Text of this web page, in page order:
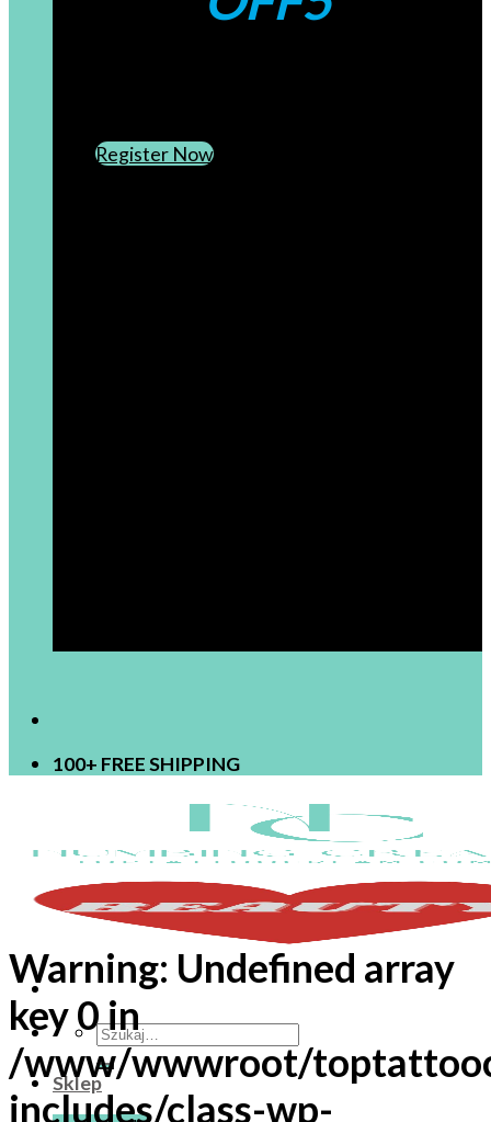
Register Now
100+ FREE SHIPPING
Szukaj:
Sklep
Warning: Undefined array
key 0 in
/www/wwwroot/
includes/class-wp-